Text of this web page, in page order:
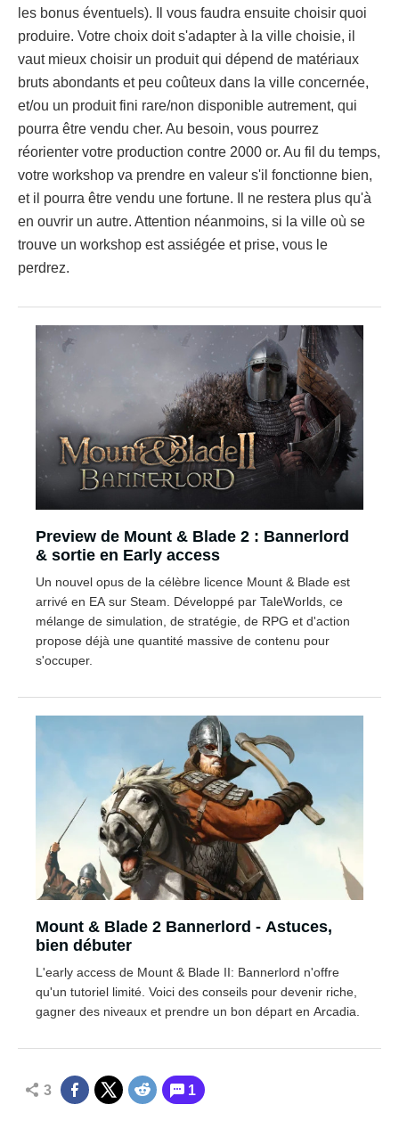
les bonus éventuels). Il vous faudra ensuite choisir quoi
produire. Votre choix doit s'adapter à la ville choisie, il
vaut mieux choisir un produit qui dépend de matériaux
bruts abondants et peu coûteux dans la ville concernée,
et/ou un produit fini rare/non disponible autrement, qui
pourra être vendu cher. Au besoin, vous pourrez
réorienter votre production contre 2000 or. Au fil du temps,
votre workshop va prendre en valeur s'il fonctionne bien,
et il pourra être vendu une fortune. Il ne restera plus qu'à
en ouvrir un autre. Attention néanmoins, si la ville où se
trouve un workshop est assiégée et prise, vous le
perdrez.
Preview de Mount & Blade 2 : Bannerlord
& sortie en Early access
Un nouvel opus de la célèbre licence Mount & Blade est
arrivé en EA sur Steam. Développé par TaleWorlds, ce
mélange de simulation, de stratégie, de RPG et d'action
propose déjà une quantité massive de contenu pour
s'occuper.
Mount & Blade 2 Bannerlord - Astuces,
bien débuter
L'early access de Mount & Blade II: Bannerlord n'offre
qu'un tutoriel limité. Voici des conseils pour devenir riche,
gagner des niveaux et prendre un bon départ en Arcadia.
3 1